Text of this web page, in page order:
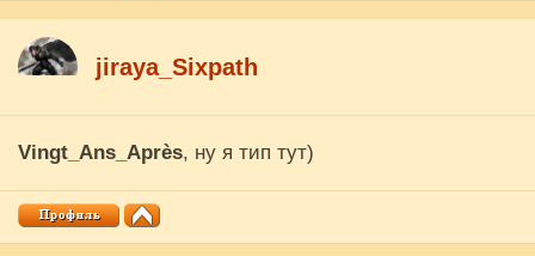
jiraya_Sixpath
Vingt_Ans_Après, ну я тип тут)